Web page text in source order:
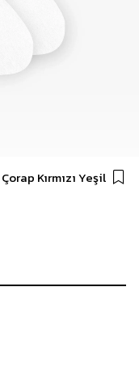
Kırmızı Yeşil